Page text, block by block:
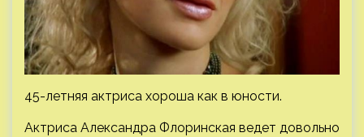
45-летняя актриса хороша как в юности.
Актриса Александра Флоринская ведет довольно